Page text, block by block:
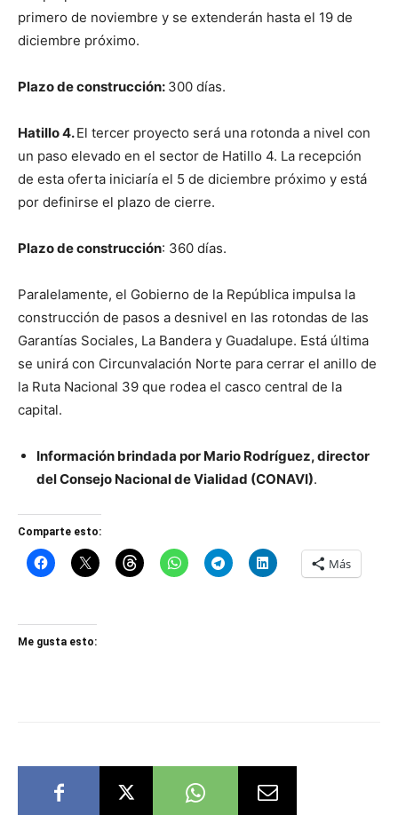
primero de noviembre y se extenderán hasta el 19 de
diciembre próximo.
Plazo de construcción: 300 días.
Hatillo 4.El tercer proyecto será una rotonda a nivel con
un paso elevado en el sector de Hatillo 4. La recepción
de esta oferta iniciaría el 5 de diciembre próximo y está
por definirse el plazo de cierre.
Plazo de construcción: 360 días.
Paralelamente, el Gobierno de la República impulsa la
construcción de pasos a desnivel en las rotondas de las
Garantías Sociales, La Bandera y Guadalupe. Está última
se unirá con Circunvalación Norte para cerrar el anillo de
la Ruta Nacional 39 que rodea el casco central de la
capital.
Información brindada por Mario Rodríguez, director
del Consejo Nacional de Vialidad (CONAVI).
Comparte esto:
Más
Me gusta esto: